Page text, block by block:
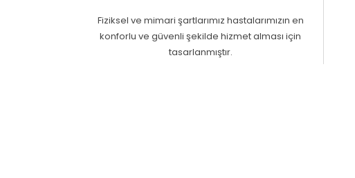
Fiziksel ve mimari şartlarımız hastalarımızın en
konforlu ve güvenli şekilde hizmet alması için
tasarlanmıştır.